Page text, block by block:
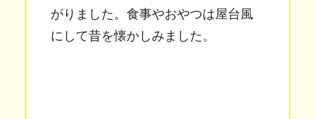
がりました。食事やおやつは屋台風
にして昔を懐かしみました。